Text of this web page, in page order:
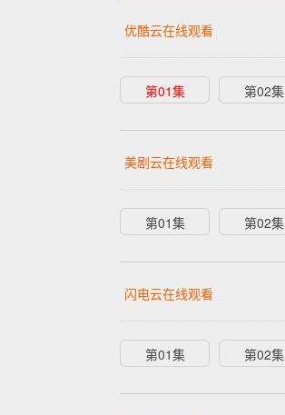
优酷云在线观看
第01集 第02集
美剧云在线观看
第01集 第02集
闪电云在线观看
第01集 第02集